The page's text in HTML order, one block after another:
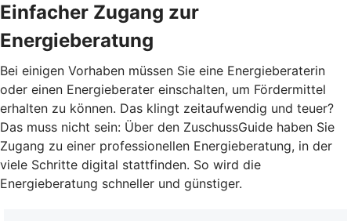
Einfacher Zugang zur
Energieberatung
Bei einigen Vorhaben müssen Sie eine Energieberaterin
oder einen Energieberater einschalten, um Fördermittel
erhalten zu können. Das klingt zeitaufwendig und teuer?
Das muss nicht sein: Über den ZuschussGuide haben Sie
Zugang zu einer professionellen Energieberatung, in der
viele Schritte digital stattfinden. So wird die
Energieberatung schneller und günstiger.